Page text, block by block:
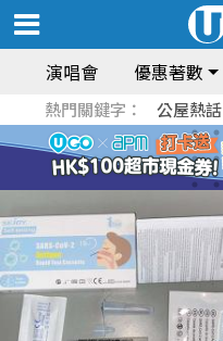
演唱會 優惠著數
熱門關鍵字： 公屋熱話